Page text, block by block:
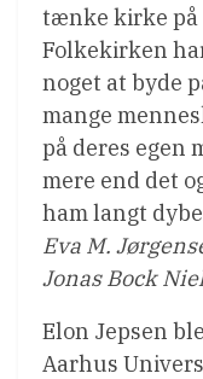
tænke kirke på
Folkekirken
noget at byde
mange
på deres egen
mere end det
ham langt
Eva M.
Jonas Bock
Elon Jepsen
Aarhus